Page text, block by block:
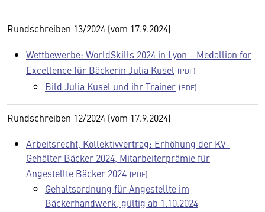
Rundschreiben 13/2024 (vom 17.9.2024)
Wettbewerbe: WorldSkills 2024 in Lyon − Medallion for
Excellence für Bäckerin Julia Kusel
Bild Julia Kusel und ihr Trainer
Rundschreiben 12/2024 (vom 17.9.2024)
Arbeitsrecht, Kollektivvertrag: Erhöhung der KV-
Gehälter Bäcker 2024, Mitarbeiterprämie für
Angestellte Bäcker 2024
Gehaltsordnung für Angestellte im
Bäckerhandwerk, gültig ab 1.10.2024